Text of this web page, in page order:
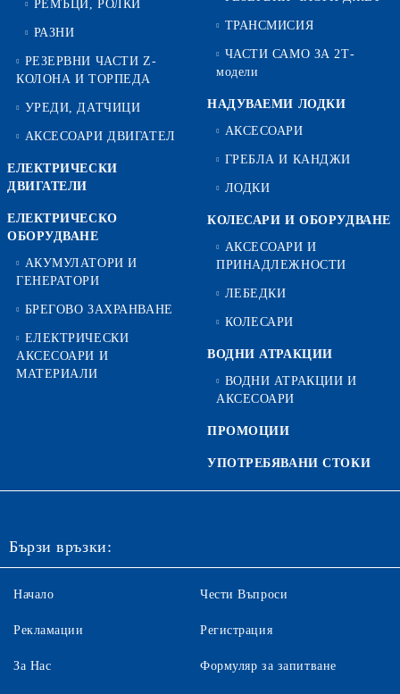
РЕМЪЦИ, РОЛКИ
РАЗНИ
РЕЗЕРВНИ ЧАСТИ Z-
КОЛОНА И ТОРПЕДА
УРЕДИ, ДАТЧИЦИ
АКСЕСОАРИ ДВИГАТЕЛ
ЕЛЕКТРИЧЕСКИ
ДВИГАТЕЛИ
ЕЛЕКТРИЧЕСКО
ОБОРУДВАНЕ
АКУМУЛАТОРИ И
ГЕНЕРАТОРИ
БРЕГОВО ЗАХРАНВАНЕ
ЕЛЕКТРИЧЕСКИ
АКСЕСОАРИ И
МАТЕРИАЛИ
ТРАНСМИСИЯ
ЧАСТИ САМО ЗА 2Т-
модели
НАДУВАЕМИ ЛОДКИ
АКСЕСОАРИ
ГРЕБЛА И КАНДЖИ
ЛОДКИ
КОЛЕСАРИ И ОБОРУДВАНЕ
АКСЕСОАРИ И
ПРИНАДЛЕЖНОСТИ
ЛЕБЕДКИ
КОЛЕСАРИ
ВОДНИ АТРАКЦИИ
ВОДНИ АТРАКЦИИ И
АКСЕСОАРИ
ПРОМОЦИИ
УПОТРЕБЯВАНИ СТОКИ
Бързи връзки:
Начало
Рекламации
За Нас
Чести Въпроси
Регистрация
Формуляр за запитване